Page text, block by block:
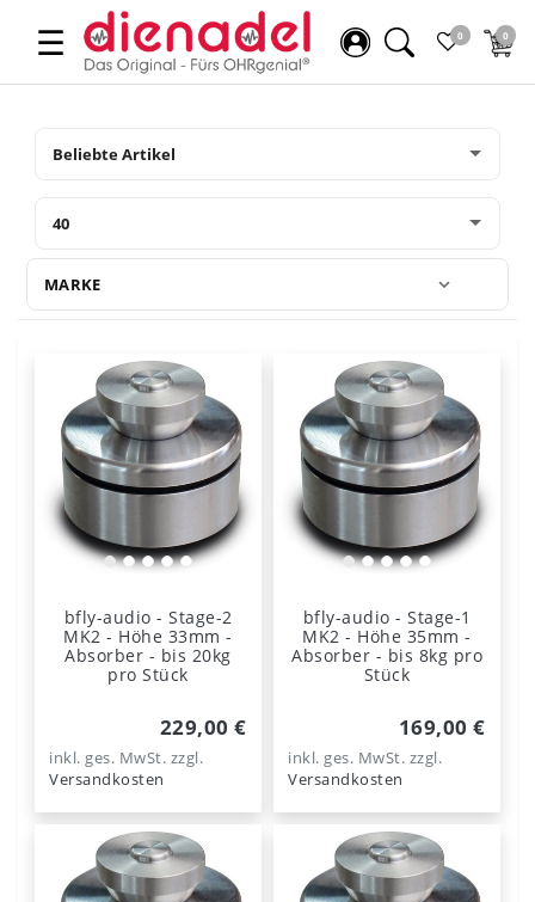
☰ 0 0
MARKE
bfly-audio - Stage-2
MK2 - Höhe 33mm -
Absorber - bis 20kg
pro Stück
229,00 €
inkl. ges. MwSt. zzgl.
Versandkosten
bfly-audio - Stage-1
MK2 - Höhe 35mm -
Absorber - bis 8kg pro
Stück
169,00 €
inkl. ges. MwSt. zzgl.
Versandkosten